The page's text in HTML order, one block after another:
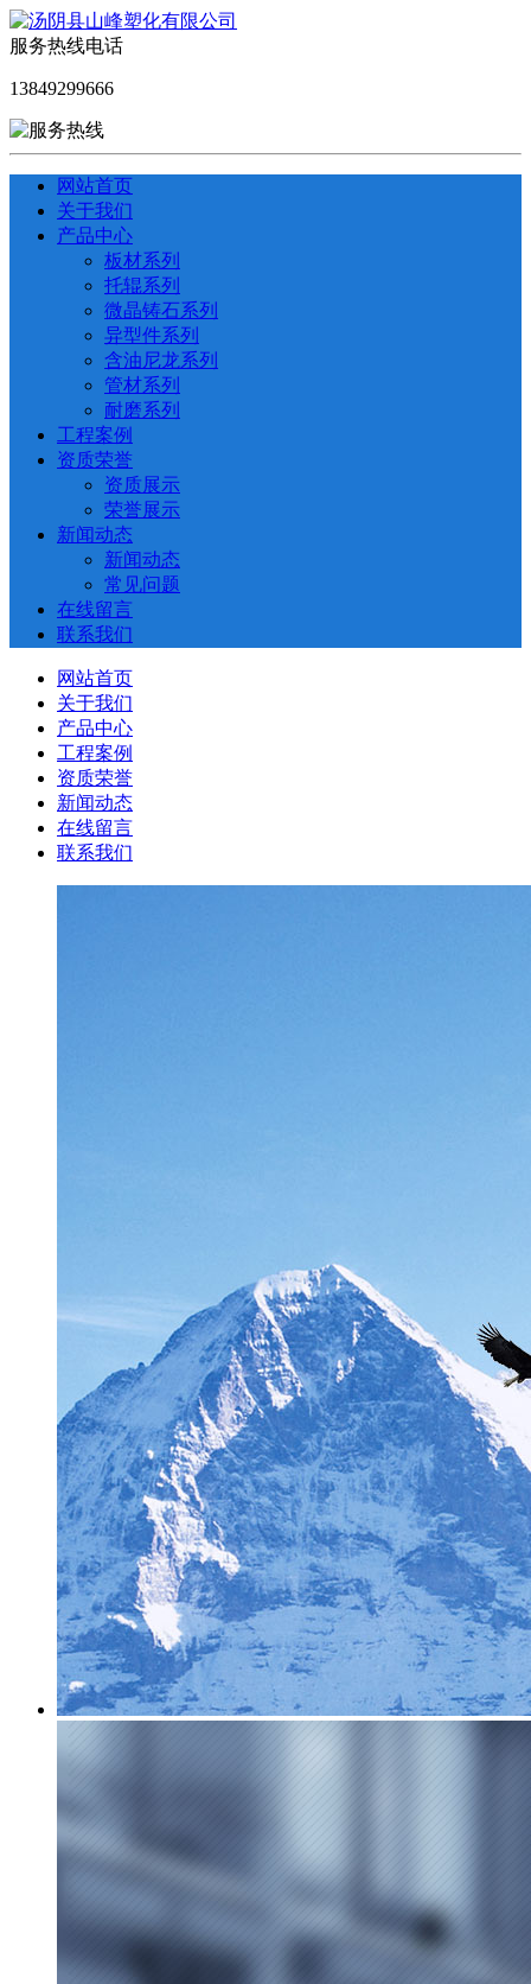
服务热线电话
13849299666
网站首页
关于我们
产品中心
板材系列
托辊系列
微晶铸石系列
异型件系列
含油尼龙系列
管材系列
耐磨系列
工程案例
资质荣誉
资质展示
荣誉展示
新闻动态
新闻动态
常见问题
在线留言
联系我们
网站首页
关于我们
产品中心
工程案例
资质荣誉
新闻动态
在线留言
联系我们